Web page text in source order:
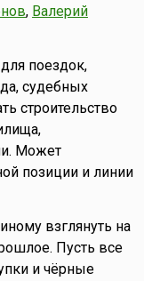
, Валерий
поездок,
судебных
строительство
Может
позиции и линии
взглянуть на
Пусть все
и чёрные